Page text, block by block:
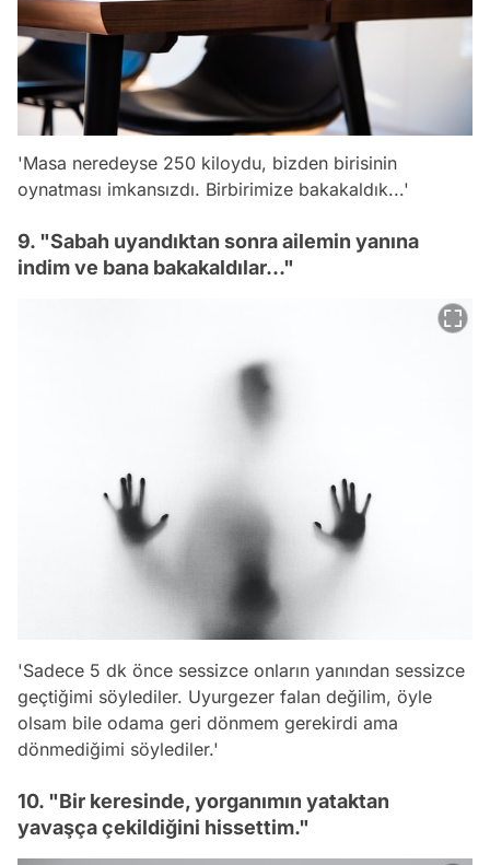
'Masa neredeyse 250 kiloydu, bizden birisinin
oynatması imkansızdı. Birbirimize bakakaldık...'
9. "Sabah uyandıktan sonra ailemin yanına
indim ve bana bakakaldılar..."
'Sadece 5 dk önce sessizce onların yanından sessizce
geçtiğimi söylediler. Uyurgezer falan değilim, öyle
olsam bile odama geri dönmem gerekirdi ama
dönmediğimi söylediler.'
10. "Bir keresinde, yorganımın yataktan
yavaşça çekildiğini hissettim."